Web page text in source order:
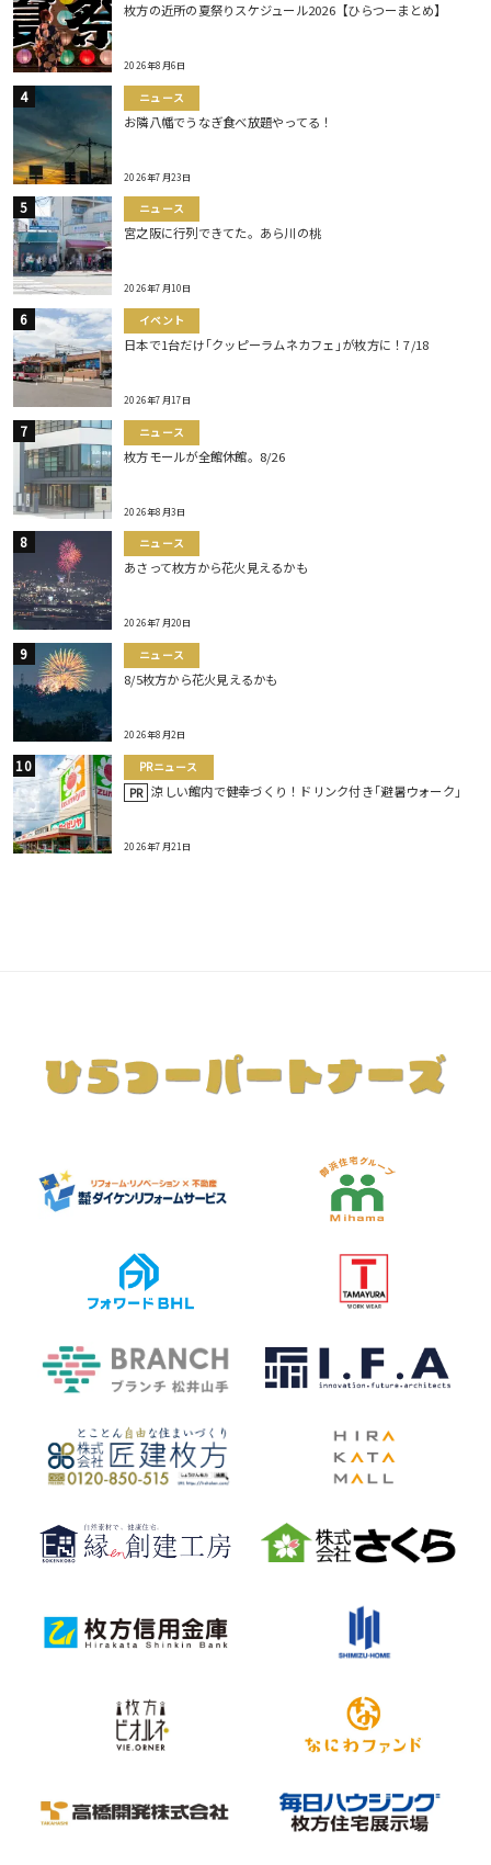
枚方の近所の夏祭りスケジュール2026【ひらつーまとめ】
2026年8月6日
ニュース
お隣八幡でうなぎ食べ放題やってる！
2026年7月23日
ニュース
宮之阪に行列できてた。あら川の桃
2026年7月10日
イベント
日本で1台だけ｢クッピーラムネカフェ｣が枚方に！7/18
2026年7月17日
ニュース
枚方モールが全館休館。8/26
2026年8月3日
ニュース
あさって枚方から花火見えるかも
2026年7月20日
ニュース
8/5枚方から花火見えるかも
2026年8月2日
PRニュース
PR 涼しい館内で健幸づくり！ドリンク付き｢避暑ウォーク｣
2026年7月21日